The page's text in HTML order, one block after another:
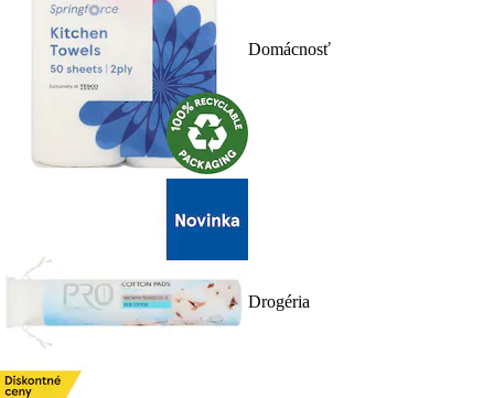
Domácnosť
Drogéria